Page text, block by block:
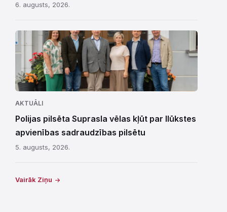
6. augusts, 2026.
AKTUĀLI
Polijas pilsēta Suprasla vēlas kļūt par Ilūkstes
apvienības sadraudzības pilsētu
5. augusts, 2026.
Vairāk Ziņu